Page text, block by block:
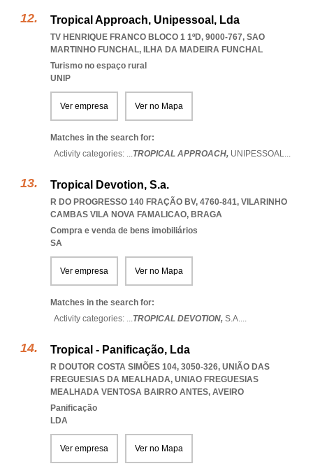
Tropical Approach, Unipessoal, Lda
TV HENRIQUE FRANCO BLOCO 1 1ºD, 9000-767, SAO
MARTINHO FUNCHAL, ILHA DA MADEIRA FUNCHAL
Turismo no espaço rural
UNIP
Ver empresa Ver no Mapa
Matches in the search for:
Activity categories: ...TROPICAL APPROACH, UNIPESSOAL...
Tropical Devotion, S.a.
R DO PROGRESSO 140 FRAÇÃO BV, 4760-841, VILARINHO
CAMBAS VILA NOVA FAMALICAO, BRAGA
Compra e venda de bens imobiliários
SA
Ver empresa Ver no Mapa
Matches in the search for:
Activity categories: ...TROPICAL DEVOTION, S.A....
Tropical - Panificação, Lda
R DOUTOR COSTA SIMÕES 104, 3050-326, UNIÃO DAS
FREGUESIAS DA MEALHADA, UNIAO FREGUESIAS
MEALHADA VENTOSA BAIRRO ANTES, AVEIRO
Panificação
LDA
Ver empresa Ver no Mapa